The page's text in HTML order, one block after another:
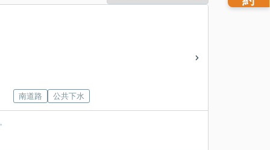
南道路 公共下水